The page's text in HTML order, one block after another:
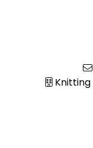
Knitting